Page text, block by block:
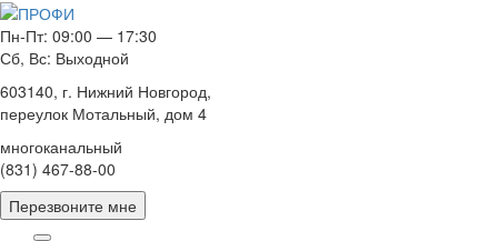
Пн-Пт: 09:00 — 17:30
Сб, Вс: Выходной
603140, г. Нижний Новгород,
переулок Мотальный, дом 4
многоканальный
(831) 467-88-00
Перезвоните мне